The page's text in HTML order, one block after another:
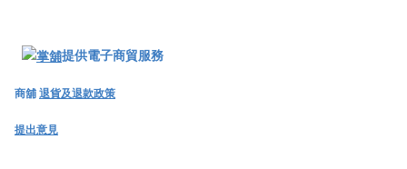
提供電子商貿服務
商舖退貨及退款政策
提出意見